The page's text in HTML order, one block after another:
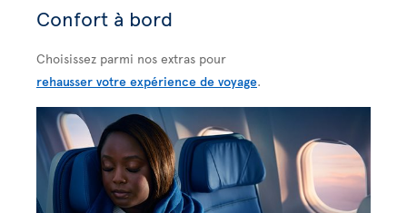
Confort à bord
Choisissez parmi nos extras pour
rehausser votre expérience de voyage.